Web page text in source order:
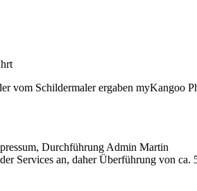
vom Schildermaler ergaben myKangoo
Durchführung Admin Martin
Services an, daher Überführung von